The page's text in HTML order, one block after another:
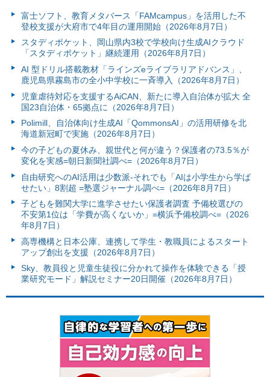
富⼠ソフト、教育メタバース「FAMcampus」を活用した不
登校支援が大府市で4年目の運用開始（2026年8月7日）
スタディポケット、岡山県内3校で学校向け生成AIクラウド
「スタディポケット」継続運用（2026年8月7日）
AI 型ドリル搭載教材「ラインズeライブラリアドバンス」、
鹿児島県霧島市の全小中学校に一斉導入（2026年8月7日）
児童虐待対応を支援するAiCAN、新たに導入自治体が拡大 全
国23自治体・65拠点に（2026年8月7日）
Polimill、自治体向け生成AI「QommonsAI」の活用研修を北
海道新冠町で実施（2026年8月7日）
今の子どもの夏休み、親世代と何が違う？保護者の73.5％が
変化を実感=朝日新聞社調べ=（2026年8月7日）
自由研究へのAI活用は少数派-それでも「AIは小学生から学ば
せたい」8割超 =塾選ジャーナル調べ=（2026年8月7日）
子どもを難関大学に進学させたい保護者調査 予備校選びの
不安第1位は「学費が高くないか」=横浜予備校調べ=（2026
年8月7日）
高専機構と日本公庫、連携して学生・教職員によるスタート
アップ創出を支援（2026年8月7日）
Sky、教員役と児童生徒役に分かれて操作を体験できる「授
業研究モード」解説セミナー20日開催（2026年8月7日）